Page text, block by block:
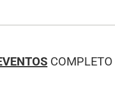
COMPLETO